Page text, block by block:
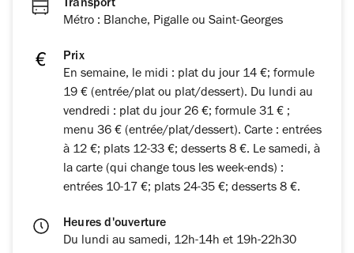
Transport
Métro : Blanche, Pigalle ou Saint-Georges
Prix
En semaine, le midi : plat du jour 14 €; formule
19 € (entrée/plat ou plat/dessert). Du lundi au
vendredi : plat du jour 26 €; formule 31 € ;
menu 36 € (entrée/plat/dessert). Carte : entrées
à 12 €; plats 12-33 €; desserts 8 €. Le samedi, à
la carte (qui change tous les week-ends) :
entrées 10-17 €; plats 24-35 €; desserts 8 €.
Heures d'ouverture
Du lundi au samedi, 12h-14h et 19h-22h30